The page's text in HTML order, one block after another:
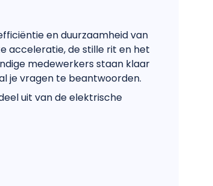
en duurzaamheid van
acceleratie, de stille rit en het
medewerkers staan klaar
je vragen te beantwoorden.
uit van de elektrische